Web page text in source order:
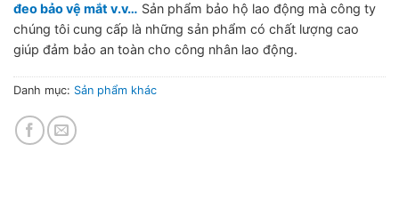
đeo bảo vệ mắt v.v… Sản phẩm bảo hộ lao động mà công ty
chúng tôi cung cấp là những sản phẩm có chất lượng cao
giúp đảm bảo an toàn cho công nhân lao động.
Danh mục: Sản phẩm khác